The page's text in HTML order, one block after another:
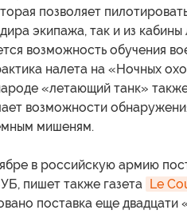
позволяет
экипажа, так и из
возможность обучения
налета на «Ночных
«летающий танк»
возможности
мишеням.
в российскую армию
пишет также газета Le
поставка еще двадцати